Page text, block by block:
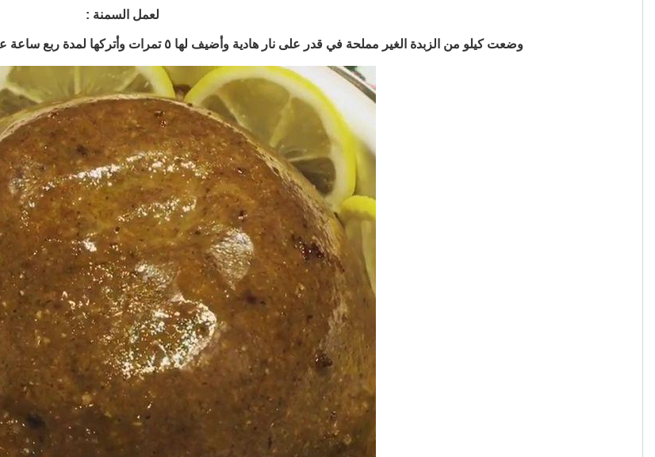
لعمل السمنة :
وضعت كيلو من الزبدة الغير مملحة في قدر على نار هادية وأضيف لها ٥ تمرات وأتركها لمدة ربع ساعة على نار هادئة حتى تصبح الرغوة بلون ذهبي ورائحته شهية